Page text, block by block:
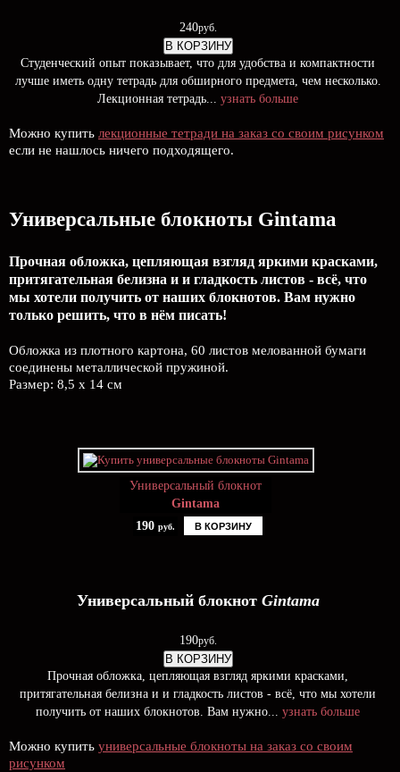
240руб.
В КОРЗИНУ
Студенческий опыт показывает, что для удобства и компактности
лучше иметь одну тетрадь для обширного предмета, чем несколько.
Лекционная тетрадь... узнать больше
Можно купить лекционные тетради на заказ со своим рисунком
если не нашлось ничего подходящего.
Универсальные блокноты Gintama
Прочная обложка, цепляющая взгляд яркими красками,
притягательная белизна и и гладкость листов - всё, что
мы хотели получить от наших блокнотов. Вам нужно
только решить, что в нём писать!
Обложка из плотного картона, 60 листов мелованной бумаги
соединены металлической пружиной.
Размер: 8,5 х 14 см
Универсальный блокнот
Gintama
190 руб. В КОРЗИНУ
Универсальный блокнот Gintama
190руб.
В КОРЗИНУ
Прочная обложка, цепляющая взгляд яркими красками,
притягательная белизна и и гладкость листов - всё, что мы хотели
получить от наших блокнотов. Вам нужно... узнать больше
Можно купить универсальные блокноты на заказ со своим
рисунком